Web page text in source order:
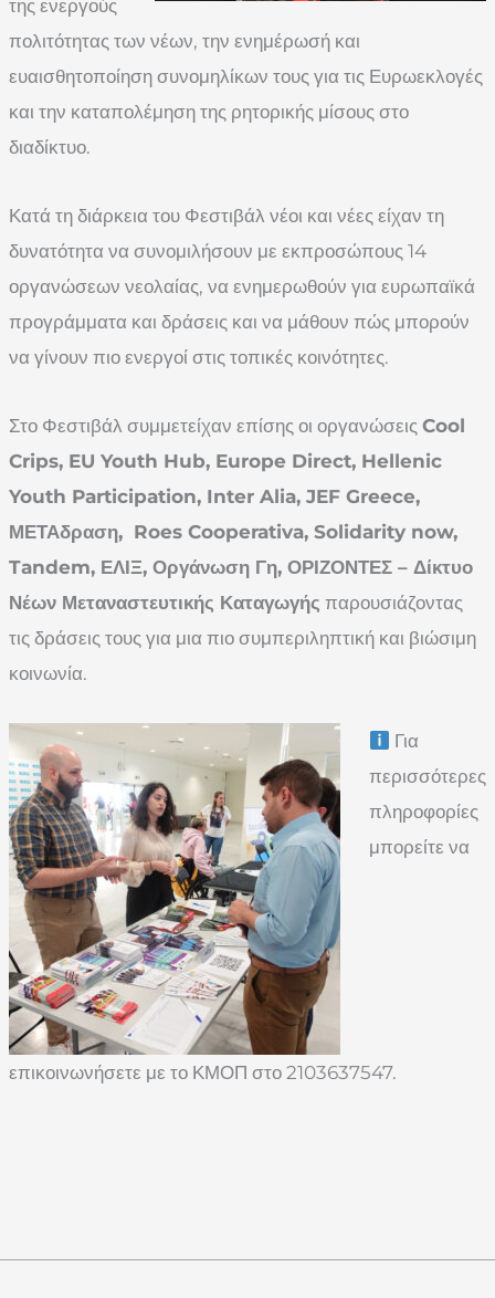
της ενεργούς
πολιτότητας των νέων, την ενημέρωσή και
ευαισθητοποίηση συνομηλίκων τους για τις Ευρωεκλογές
και την καταπολέμηση της ρητορικής μίσους στο
διαδίκτυο.
Κατά τη διάρκεια του Φεστιβάλ νέοι και νέες είχαν τη
δυνατότητα να συνομιλήσουν με εκπροσώπους 14
οργανώσεων νεολαίας, να ενημερωθούν για ευρωπαϊκά
προγράμματα και δράσεις και να μάθουν πώς μπορούν
να γίνουν πιο ενεργοί στις τοπικές κοινότητες.
Στο Φεστιβάλ συμμετείχαν επίσης οι οργανώσεις Cool
Crips, EU Youth Hub, Europe Direct, Hellenic
Youth Participation, Inter Alia, JEF Greece,
ΜΕΤΑδραση, Roes Cooperativa, Solidarity now,
Tandem, ΕΛΙΞ, Οργάνωση Γη, ΟΡΙΖΟΝΤΕΣ – Δίκτυο
Νέων Μεταναστευτικής Καταγωγής παρουσιάζοντας
τις δράσεις τους για μια πιο συμπεριληπτική και βιώσιμη
κοινωνία.
Για
περισσότερες
πληροφορίες
μπορείτε να
επικοινωνήσετε με το ΚΜΟΠ στο 2103637547.